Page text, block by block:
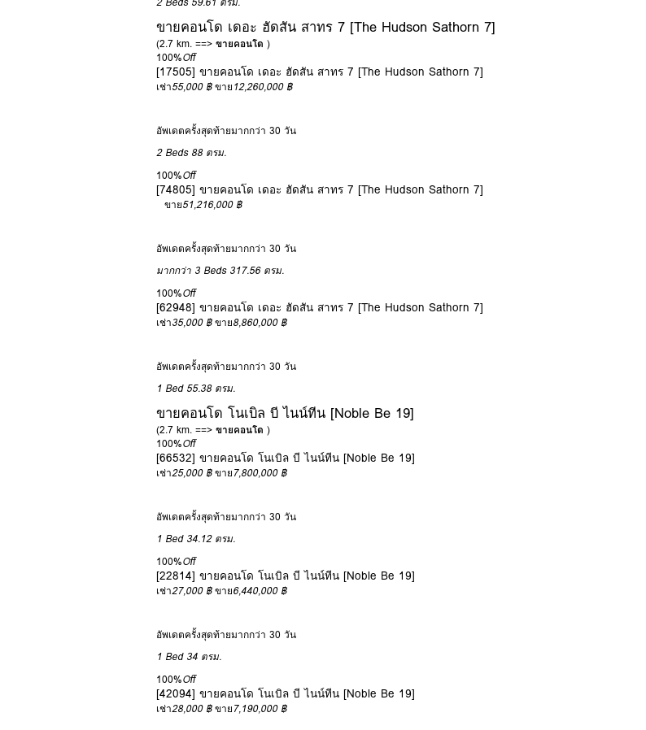
ขายคอนโด เดอะ ฮัดสัน สาทร 7 [The Hudson Sathorn 7]
(2.7 km. ==> ขายคอนโด )
100%Off
[17505] ขายคอนโด เดอะ ฮัดสัน สาทร 7 [The Hudson Sathorn 7]
เช่า55,000 ฿ ขาย12,260,000 ฿
อัพเดตครั้งสุดท้ายมากกว่า 30 วัน
2 Beds 88 ตรม.
100%Off
[74805] ขายคอนโด เดอะ ฮัดสัน สาทร 7 [The Hudson Sathorn 7]
ขาย51,216,000 ฿
อัพเดตครั้งสุดท้ายมากกว่า 30 วัน
มากกว่า 3 Beds 317.56 ตรม.
100%Off
[62948] ขายคอนโด เดอะ ฮัดสัน สาทร 7 [The Hudson Sathorn 7]
เช่า35,000 ฿ ขาย8,860,000 ฿
อัพเดตครั้งสุดท้ายมากกว่า 30 วัน
1 Bed 55.38 ตรม.
ขายคอนโด โนเบิล บี ไนน์ทีน [Noble Be 19]
(2.7 km. ==> ขายคอนโด )
100%Off
[66532] ขายคอนโด โนเบิล บี ไนน์ทีน [Noble Be 19]
เช่า25,000 ฿ ขาย7,800,000 ฿
อัพเดตครั้งสุดท้ายมากกว่า 30 วัน
1 Bed 34.12 ตรม.
100%Off
[22814] ขายคอนโด โนเบิล บี ไนน์ทีน [Noble Be 19]
เช่า27,000 ฿ ขาย6,440,000 ฿
อัพเดตครั้งสุดท้ายมากกว่า 30 วัน
1 Bed 34 ตรม.
100%Off
[42094] ขายคอนโด โนเบิล บี ไนน์ทีน [Noble Be 19]
เช่า28,000 ฿ ขาย7,190,000 ฿